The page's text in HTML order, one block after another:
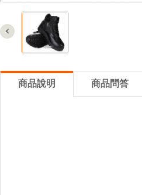
商品說明 商品問答